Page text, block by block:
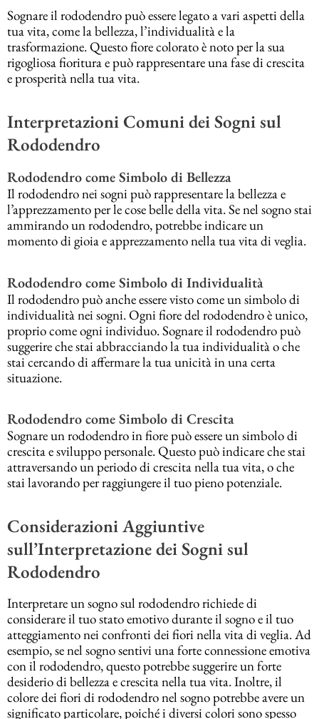
Sognare il rododendro può essere legato a vari aspetti della
tua vita, come la bellezza, l’individualità e la
trasformazione. Questo fiore colorato è noto per la sua
rigogliosa fioritura e può rappresentare una fase di crescita
e prosperità nella tua vita.
Interpretazioni Comuni dei Sogni sul
Rododendro
Rododendro come Simbolo di Bellezza
Il rododendro nei sogni può rappresentare la bellezza e
l’apprezzamento per le cose belle della vita. Se nel sogno stai
ammirando un rododendro, potrebbe indicare un
momento di gioia e apprezzamento nella tua vita di veglia.
Rododendro come Simbolo di Individualità
Il rododendro può anche essere visto come un simbolo di
individualità nei sogni. Ogni fiore del rododendro è unico,
proprio come ogni individuo. Sognare il rododendro può
suggerire che stai abbracciando la tua individualità o che
stai cercando di affermare la tua unicità in una certa
situazione.
Rododendro come Simbolo di Crescita
Sognare un rododendro in fiore può essere un simbolo di
crescita e sviluppo personale. Questo può indicare che stai
attraversando un periodo di crescita nella tua vita, o che
stai lavorando per raggiungere il tuo pieno potenziale.
Considerazioni Aggiuntive
sull’Interpretazione dei Sogni sul
Rododendro
Interpretare un sogno sul rododendro richiede di
considerare il tuo stato emotivo durante il sogno e il tuo
atteggiamento nei confronti dei fiori nella vita di veglia. Ad
esempio, se nel sogno sentivi una forte connessione emotiva
con il rododendro, questo potrebbe suggerire un forte
desiderio di bellezza e crescita nella tua vita. Inoltre, il
colore dei fiori di rododendro nel sogno potrebbe avere un
significato particolare, poiché i diversi colori sono spesso